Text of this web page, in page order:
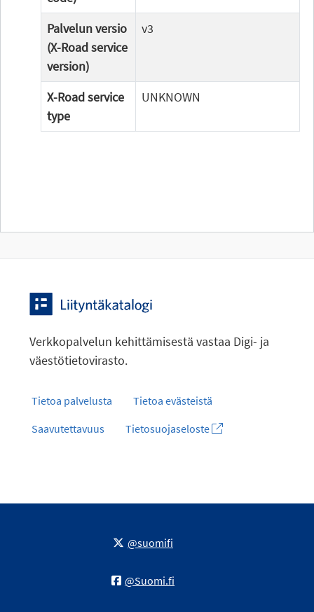
Palvelun versio
(X-Road service
version)
v3
X-Road service
type
UNKNOWN
Verkkopalvelun kehittämisestä vastaa Digi- ja
väestötietovirasto.
Tietoa palvelusta
Tietoa evästeistä
Saavutettavuus
Tietosuojaseloste
@suomifi
@Suomi.fi